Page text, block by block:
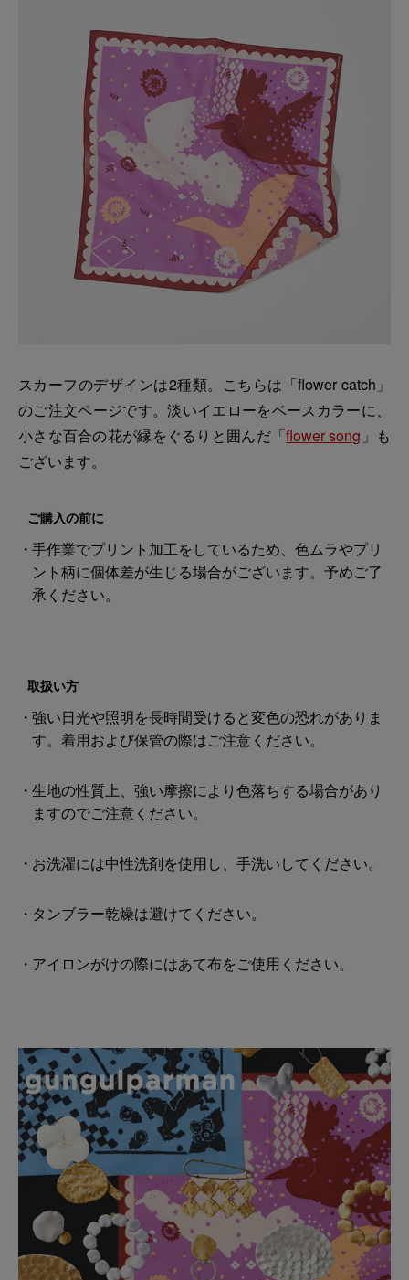
スカーフのデザインは2種類。こちらは「flower catch」
のご注文ページです。淡いイエローをベースカラーに、
小さな百合の花が縁をぐるりと囲んだ「flower song 」も
ございます。
ご購入の前に
手作業でプリント加工をしているため、色ムラやプリ
ント柄に個体差が生じる場合がございます。予めご了
承ください。
取扱い方
強い日光や照明を長時間受けると変色の恐れがありま
す。着用および保管の際はご注意ください。
生地の性質上、強い摩擦により色落ちする場合があり
ますのでご注意ください。
お洗濯には中性洗剤を使用し、手洗いしてください。
タンブラー乾燥は避けてください。
アイロンがけの際にはあて布をご使用ください。